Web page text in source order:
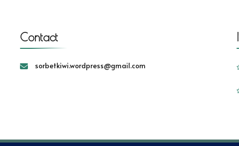
Contact
sorbetkiwi.wordpress@gmail.com